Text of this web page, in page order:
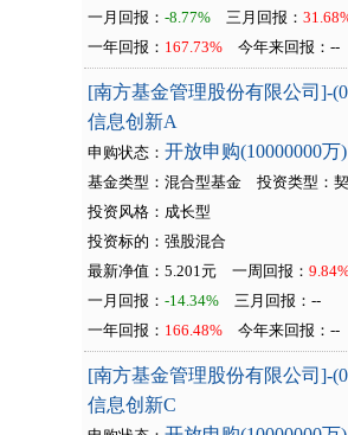
一月回报： -8.77% 三月回报：
一年回报： 167.73% 今年来回报：--
[南方基金管理股份有限公司]-
信息创新A
申购状态： 开放申购(10000000万)
基金类型：混合型基金 投资类型：
投资风格：成长型
投资标的：强股混合
最新净值：5.201元
一周回报：
一月回报： -14.34% 三月回报：--
一年回报： 166.48% 今年来回报：--
[南方基金管理股份有限公司]-
信息创新C